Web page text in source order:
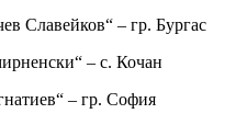
Славейков“ – гр. Бургас
– с. Кочан
– гр. София